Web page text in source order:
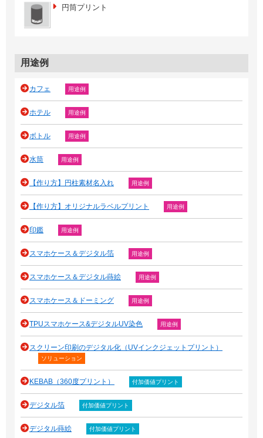
円筒プリント
用途例
カフェ 用途例
ホテル 用途例
ボトル 用途例
水筒 用途例
【作り方】円柱素材名入れ 用途例
【作り方】オリジナルラベルプリント 用途例
印鑑 用途例
スマホケース＆デジタル箔 用途例
スマホケース＆デジタル蒔絵 用途例
スマホケース＆ドーミング 用途例
TPUスマホケース&デジタルUV染色 用途例
スクリーン印刷のデジタル化（UVインクジェットプリント）
ソリューション
KEBAB（360度プリント） 付加価値プリント
デジタル箔 付加価値プリント
デジタル蒔絵 付加価値プリント